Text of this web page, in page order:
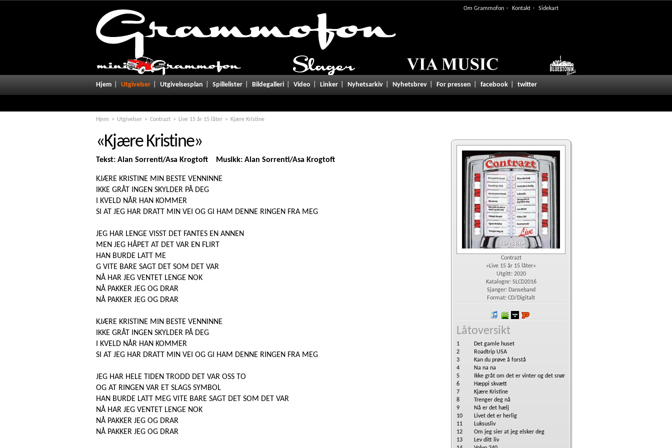
: Undefined variable: promo in/home/grammofo/public_html/utgivelser/lyrics.php 101 Om Grammofon Kontakt Sidekart
Hjem Utgivelser Utgivelsesplan Spillelister Bildegalleri Video Linker Nyhetsarkiv Nyhetsbrev For pressen facebook twitter
Hjem Utgivelser Contrazt Live 15 år 15 låter Kjære Kristine
«Kjære Kristine»
Tekst: Alan Sorrenti/Asa Krogtoft Musikk: Alan Sorrenti/Asa Krogtoft
KJÆRE KRISTINE MIN BESTE VENNINNE
IKKE GRÅT INGEN SKYLDER PÅ DEG
I KVELD NÅR HAN KOMMER
SI AT JEG HAR DRATT MIN VEI OG GI HAM DENNE RINGEN FRA MEG
JEG HAR LENGE VISST DET FANTES EN ANNEN
MEN JEG HÅPET AT DET VAR EN FLIRT
HAN BURDE LATT ME
G VITE BARE SAGT DET SOM DET VAR
NÅ HAR JEG VENTET LENGE NOK
NÅ PAKKER JEG OG DRAR
NÅ PAKKER JEG OG DRAR
KJÆRE KRISTINE MIN BESTE VENNINNE
IKKE GRÅT INGEN SKYLDER PÅ DEG
I KVELD NÅR HAN KOMMER
SI AT JEG HAR DRATT MIN VEI OG GI HAM DENNE RINGEN FRA MEG
JEG HAR HELE TIDEN TRODD DET VAR OSS TO
OG AT RINGEN VAR ET SLAGS SYMBOL
HAN BURDE LATT MEG VITE BARE SAGT DET SOM DET VAR
NÅ HAR JEG VENTET LENGE NOK
NÅ PAKKER JEG OG DRAR
NÅ PAKKER JEG OG DRAR
Contrazt
«Live 15 år 15 låter»
Utgitt: 2020
Katalognr: SLCD2016
Sjanger: Danseband
Format: CD/Digitalt
iTunesspotifywimp
Låtoversikt
1
Det gamle huset
2
Roadtrip USA
3
Kan du prøve å forstå
4
Na na na
5
Ikke gråt om det er vinter og det snør
6
Hæppi skvætt
7
Kjære Kristine
8
Trenger deg nå
9
Nå er det hælj
10
Livet det er herlig
11
Luksusliv
12
Om jeg sier at jeg elsker deg
13
Lev ditt liv